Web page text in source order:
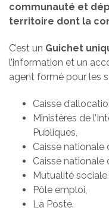
communauté et
territoire dont la
C’est un Guichet
l’information et un
agent formé pour les
Caisse
Ministères de
Publiques,
Caisse nationale
Caisse nationale
Mutualité sociale
Pôle emploi,
La Poste.